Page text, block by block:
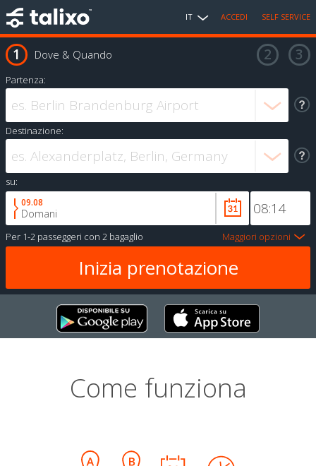
IT ACCEDI SELF SERVICE
Dove & Quando
Partenza:
Destinazione:
su:
09.08
Domani
Per 1-2 passeggeri con 2 bagaglio Maggiori opzioni
Come funziona